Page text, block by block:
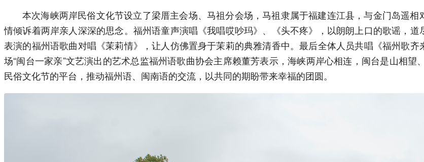
本次海峡两岸民俗文化节设立了梁厝主会场、马祖分会场，马祖隶属于福建连江县，与金门岛遥
情倾诉着两岸亲人深深的思念。福州语童声演唱《我唱哎吵玛》、《头不疼》，以朗朗上口的歌谣，
表演的福州语歌曲对唱《茉莉情》，让人仿佛置身于茉莉的典雅清香中。最后全体人员共唱《福州歌
场“闽台一家亲”文艺演出的艺术总监福州语歌曲协会主席赖董芳表示，海峡两岸心相连，闽台是山相
民俗文化节的平台，推动福州语、闽南语的交流，以共同的期盼带来幸福的团圆。